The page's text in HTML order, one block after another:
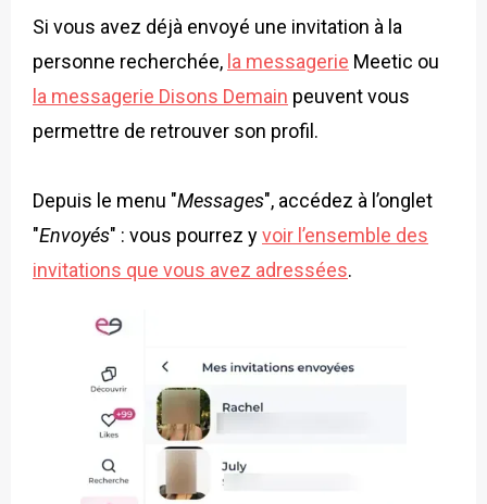
Si vous avez déjà envoyé une invitation à la
personne recherchée, la messagerie Meetic ou
la messagerie Disons Demain peuvent vous
permettre de retrouver son profil.
Depuis le menu "Messages", accédez à l’onglet
"Envoyés" : vous pourrez yvoir l’ensemble des
invitations que vous avez adressées.